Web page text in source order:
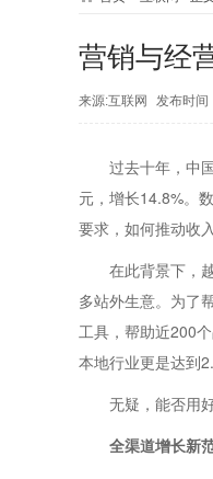
营销与经
来源:互联网 发布时间
过去十年，中国
元，增长14.8%。
要求，如何推动收
在此背景下，
多站外生意。为了
工具，帮助近200
本地行业更是达到
无疑，能否用
全渠道增长新